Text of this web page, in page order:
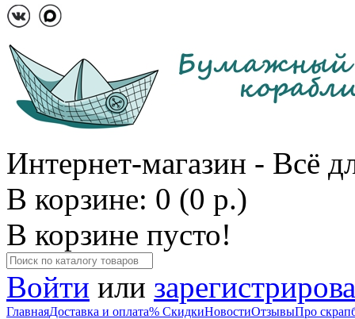
Интернет-магазин - Всё
В корзине: 0 (0 р.)
В корзине пусто!
Войти или
ГлавнаяДоставка и оплата% СкидкиНовостиОтзывыПро